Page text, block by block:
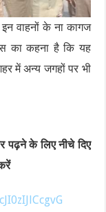
इन वाहनों के ना कागज
का कहना है कि यह
में अन्य जगहों पर भी
पढ़ने के लिए नीचे दिए